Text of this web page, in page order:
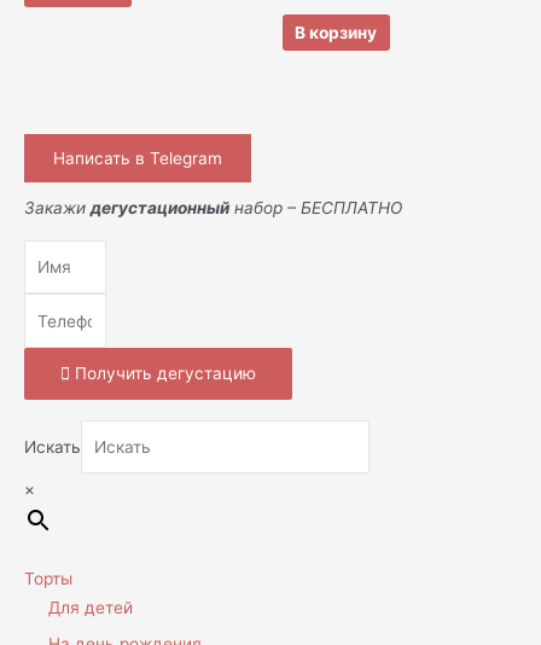
В корзину
Написать в Telegram
Закажи дегустационный набор – БЕСПЛАТНО
Получить дегустацию
Искать
×
Торты
Для детей